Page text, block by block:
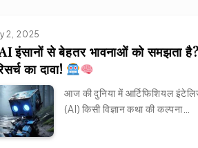
2, 2025
इंसानों से बेहतर भावनाओं को समझता है?
का दावा!
आज की दुनिया में आर्टिफिशियल
(AI) किसी विज्ञान कथा की कल्पना…